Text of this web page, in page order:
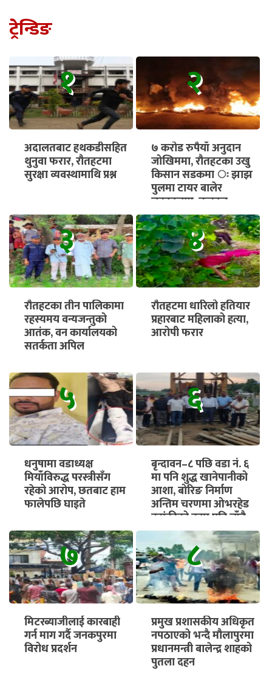
ट्रेन्डिङ
१
अदालतबाट हथकडीसहित
थुनुवा फरार, रौतहटमा
सुरक्षा व्यवस्थामाथि प्रश्न
२
७ करोड रुपैयाँ अनुदान
जोखिममा, रौतहटका उखु
किसान सडकमा ः झाझ
पुलमा टायर बालेर
चक्काजाम, तत्काल
भुक्तानी सुनिश्चित गर्न माग
३
रौतहटका तीन पालिकामा
रहस्यमय वन्यजन्तुको
आतंक, वन कार्यालयको
सतर्कता अपिल
४
रौतहटमा धारिलो हतियार
प्रहारबाट महिलाको हत्या,
आरोपी फरार
५
धनुषामा वडाध्यक्ष
मियाँविरुद्ध परस्त्रीसँग
रहेको आरोप, छतबाट हाम
फालेपछि घाइते
६
बृन्दावन–८ पछि वडा नं. ६
मा पनि शुद्ध खानेपानीको
आशा, बोरिङ निर्माण
अन्तिम चरणमा ओभरहेड
ट्यांकीको काम पनि चाँडै
सुरु हुने
७
मिटरब्याजीलाई कारबाही
गर्न माग गर्दै जनकपुरमा
विरोध प्रदर्शन
८
प्रमुख प्रशासकीय अधिकृत
नपठाएको भन्दै मौलापुरमा
प्रधानमन्त्री बालेन्द्र शाहको
पुतला दहन